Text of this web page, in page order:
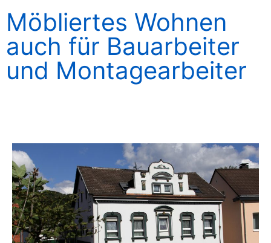
Möbliertes Wohnen
auch für Bauarbeiter
und Montagearbeiter